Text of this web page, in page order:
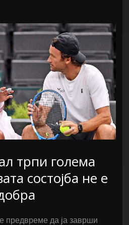
трпи голема
состојба не е
да ја заврши